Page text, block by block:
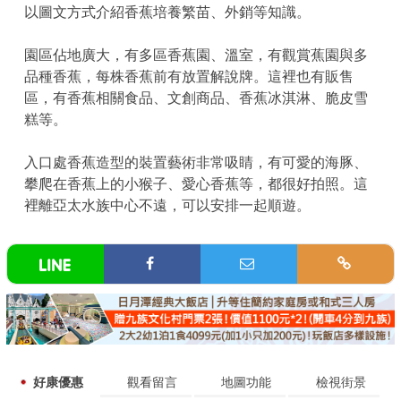
以圖文方式介紹香蕉培養繁苗、外銷等知識。
園區佔地廣大，有多區香蕉園、溫室，有觀賞蕉園與多
品種香蕉，每株香蕉前有放置解說牌。這裡也有販售
區，有香蕉相關食品、文創商品、香蕉冰淇淋、脆皮雪
糕等。
入口處香蕉造型的裝置藝術非常吸睛，有可愛的海豚、
攀爬在香蕉上的小猴子、愛心香蕉等，都很好拍照。這
裡離亞太水族中心不遠，可以安排一起順遊。
好康優惠 觀看留言 地圖功能 檢視街景